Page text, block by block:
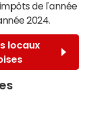
de l'année
2024.
locaux